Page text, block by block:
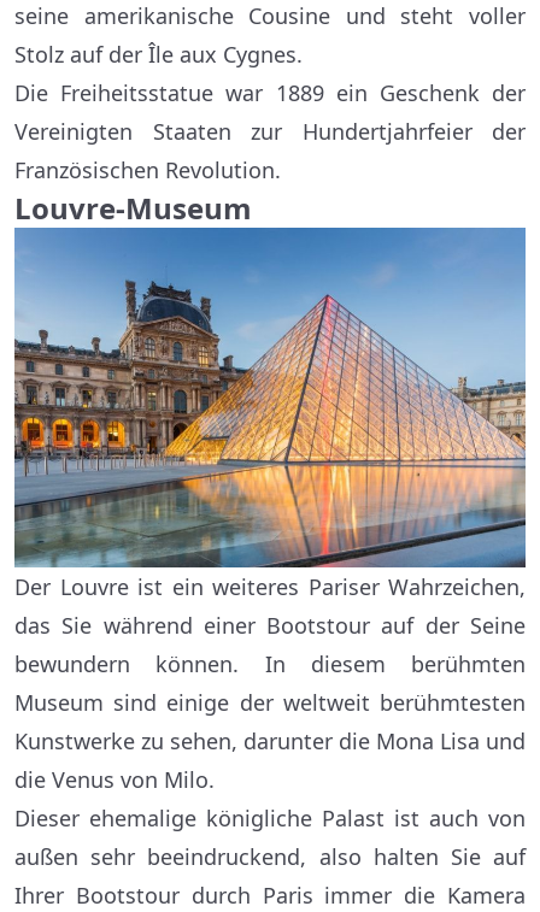
seine amerikanische Cousine und steht voller
Stolz auf der Île aux Cygnes.
Die Freiheitsstatue war 1889 ein Geschenk der
Vereinigten Staaten zur Hundertjahrfeier der
Französischen Revolution.
Louvre-Museum
Der Louvre ist ein weiteres Pariser Wahrzeichen,
das Sie während einer Bootstour auf der Seine
bewundern können. In diesem berühmten
Museum sind einige der weltweit berühmtesten
Kunstwerke zu sehen, darunter die Mona Lisa und
die Venus von Milo.
Dieser ehemalige königliche Palast ist auch von
außen sehr beeindruckend, also halten Sie auf
Ihrer Bootstour durch Paris immer die Kamera